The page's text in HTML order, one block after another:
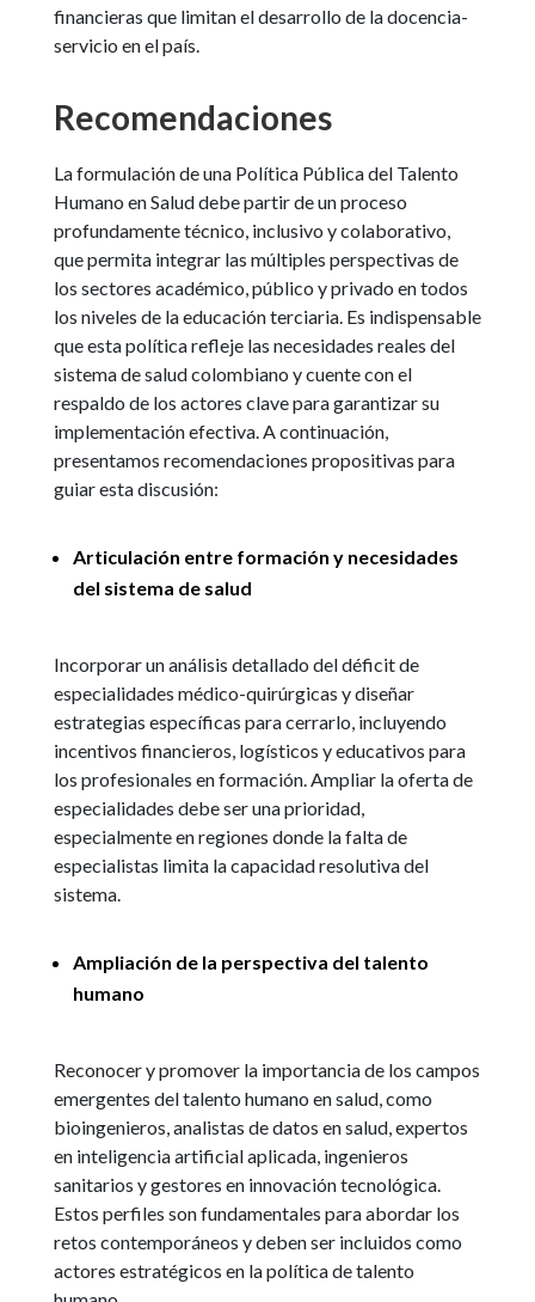
financieras que limitan el desarrollo de la docencia-
servicio en el país.
Recomendaciones
La formulación de una Política Pública del Talento
Humano en Salud debe partir de un proceso
profundamente técnico, inclusivo y colaborativo,
que permita integrar las múltiples perspectivas de
los sectores académico, público y privado en todos
los niveles de la educación terciaria. Es indispensable
que esta política refleje las necesidades reales del
sistema de salud colombiano y cuente con el
respaldo de los actores clave para garantizar su
implementación efectiva. A continuación,
presentamos recomendaciones propositivas para
guiar esta discusión:
Articulación entre formación y necesidades
del sistema de salud
Incorporar un análisis detallado del déficit de
especialidades médico-quirúrgicas y diseñar
estrategias específicas para cerrarlo, incluyendo
incentivos financieros, logísticos y educativos para
los profesionales en formación. Ampliar la oferta de
especialidades debe ser una prioridad,
especialmente en regiones donde la falta de
especialistas limita la capacidad resolutiva del
sistema.
Ampliación de la perspectiva del talento
humano
Reconocer y promover la importancia de los campos
emergentes del talento humano en salud, como
bioingenieros, analistas de datos en salud, expertos
en inteligencia artificial aplicada, ingenieros
sanitarios y gestores en innovación tecnológica.
Estos perfiles son fundamentales para abordar los
retos contemporáneos y deben ser incluidos como
actores estratégicos en la política de talento